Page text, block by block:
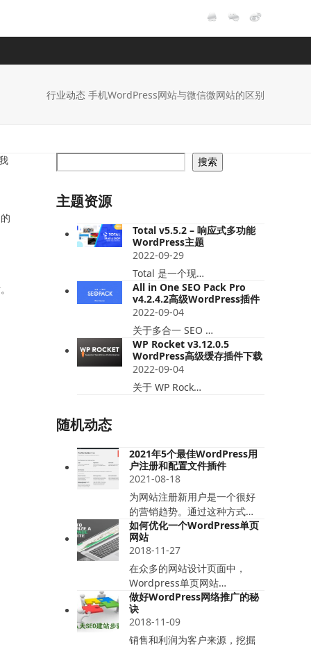
行业动态 手机WordPress网站与微信微网站的区别
搜索
主题资源
Total v5.5.2 – 响应式多功能
WordPress主题
2022-09-29
Total 是一个现…
All in One SEO Pack Pro
v4.2.4.2高级WordPress插件
2022-09-04
关于多合一 SEO …
WP Rocket v3.12.0.5
WordPress高级缓存插件下载
2022-09-04
关于 WP Rock…
随机动态
2021年5个最佳WordPress用
户注册和配置文件插件
2021-08-18
为网站注册新用户是一个很好
的营销趋势。通过这种方式…
如何优化一个WordPress单页
网站
2018-11-27
在众多的网站设计页面中，
Wordpress单页网站…
做好WordPress网络推广的秘
诀
2018-11-09
销售和利润为客户来源，挖掘